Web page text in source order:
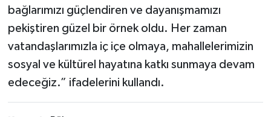
bağlarımızı güçlendiren ve dayanışmamızı
pekiştiren güzel bir örnek oldu. Her zaman
vatandaşlarımızla iç içe olmaya, mahallelerimizin
sosyal ve kültürel hayatına katkı sunmaya devam
edeceğiz.” ifadelerini kullandı.